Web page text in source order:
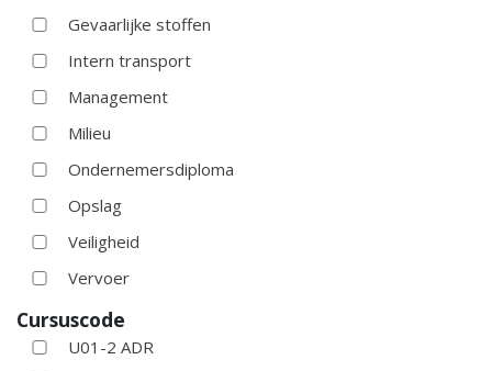
Gevaarlijke stoffen
Intern transport
Management
Milieu
Ondernemersdiploma
Opslag
Veiligheid
Vervoer
Cursuscode
U01-2 ADR